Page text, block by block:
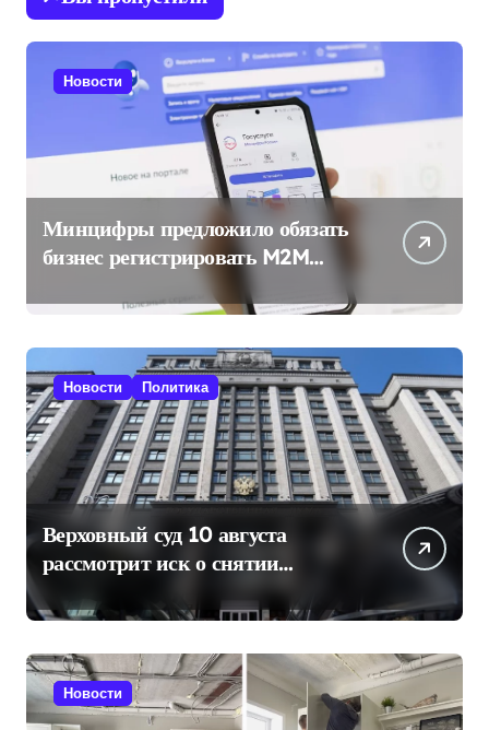
Новости
Минцифры предложило обязать
бизнес регистрировать M2M
Новости Политика
Верховный суд 10 августа
рассмотрит иск о снятии
«Яблока» с выборов в Госдуму
Новости